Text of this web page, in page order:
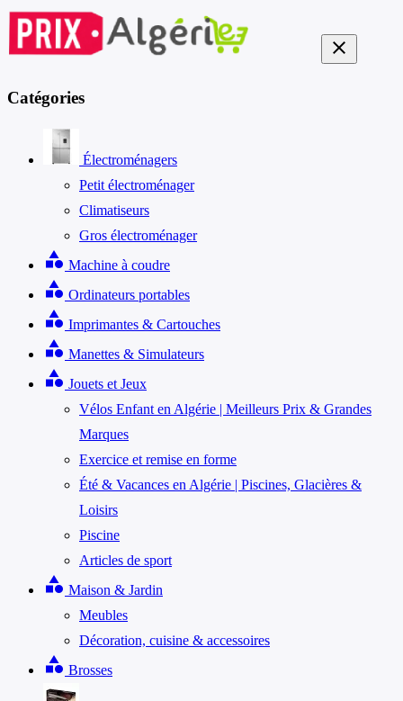
close
Catégories
Électroménagers
Petit électroménager
Climatiseurs
Gros électroménager
category Machine à coudre
category Ordinateurs portables
category Imprimantes & Cartouches
category Manettes & Simulateurs
category Jouets et Jeux
Vélos Enfant en Algérie | Meilleurs Prix & Grandes
Marques
Exercice et remise en forme
Été & Vacances en Algérie | Piscines, Glacières &
Loisirs
Piscine
Articles de sport
category Maison & Jardin
Meubles
Décoration, cuisine & accessoires
category Brosses